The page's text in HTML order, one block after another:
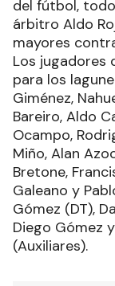
del fútbol,
árbitro Aldo
mayores
Los jugadores
para los
Giménez,
Bareiro, Aldo
Ocampo,
Miño, Alan
Bretone,
Galeano y
Gómez (DT),
Diego Gómez
(Auxiliares).